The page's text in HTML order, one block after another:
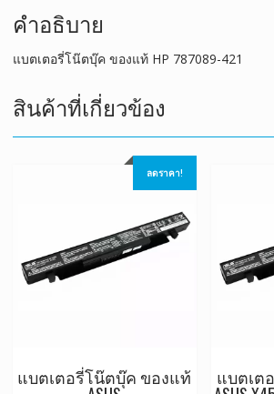
คำอธิบาย
แบตเตอรี่โน๊ตบุ๊ค ของแท้ HP 787089-421
สินค้าที่เกี่ยวข้อง
ลดราคา!
แบตเตอรี่โน๊ตบุ๊ค ของแท้ แบตเต